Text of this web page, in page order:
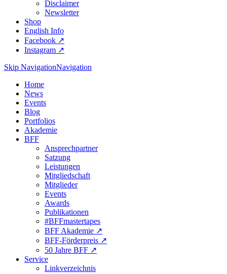
Disclaimer
Newsletter
Shop
English Info
Facebook ↗︎
Instagram ↗︎
Skip NavigationNavigation
Home
News
Events
Blog
Portfolios
Akademie
BFF
Ansprechpartner
Satzung
Leistungen
Mitgliedschaft
Mitglieder
Events
Awards
Publikationen
#BFFmastertapes
BFF Akademie ↗︎
BFF-Förderpreis ↗︎
50 Jahre BFF ↗︎
Service
Linkverzeichnis